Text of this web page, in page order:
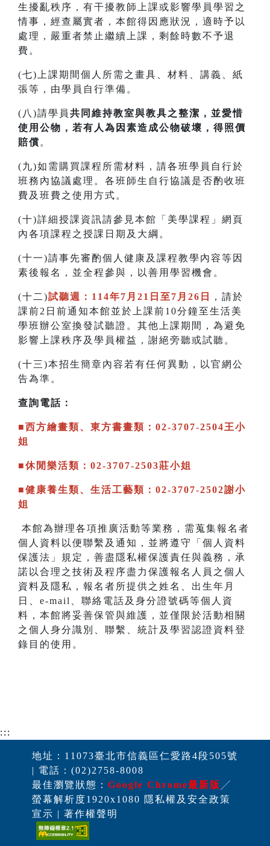
生擾亂秩序，有干擾教師上課或影響學員學習之
情事，經查屬實者，本館得因應狀況，適時予以
處理，嚴重者禁止繼續上課，剩餘時數不予退
費。
(七)上課期間個人所需之畫具、材料、講義、紙
張等，由學員自行準備。
(八)請學員 共同維持教室與教具之整潔，並愛惜
使用公物，若有人為因素造成公物破壞，得照價
賠償 。
(九)如需購買課程所需材料，請各班學員自行於
班務內協議處理。各班師生自行協議是否酌收班
費及班費之使用方式。
(十)詳細授課資訊請參見本館「美學課程」網頁
內各項課程之授課日期及大綱。
(十一)請事先審酌個人健康及課程教學內容等因
素後報名，並全程參與，以善用學習機會。
(十二)試聽週：114年7月21日至7月26日
，請於
課前2日前通知本館並於上課前10分鐘至生活美
學班辦公室換發試聽證。其他上課期間，為避免
影響上課秩序及學員權益，謝絕旁聽或試聽。
(十三)本招生簡章內容若有任何異動，以官網公
告為準。
查詢電話：
■西方繪畫類、東方書畫類：02-3707-2504王小
姐
■休閒樂活類：02-3707-2503莊小姐
■健康養生類、生活工藝類：02-3707-2502謝小
姐
本館為辦理各項推廣活動等業務，需蒐集報名者
個人資料以便聯繫及通知，並將遵守「個人資料
保護法」規定，善盡隱私權保護責任與義務，承
諾以合理之技術及程序盡力保護報名人員之個人
資料及隱私，報名者所提供之姓名、出生年月
日、e-mail、聯絡電話及身分證號碼等個人資
料，本館將妥善保管與維護，並僅限於活動相關
之個人身分識別、聯繫、統計及學習認證資料登
錄目的使用。
:::
地址：11073臺北市信義區仁愛路4段505號
| 電話：(02)2758-8008
最佳瀏覽狀態： Google Chrome最新版 ╱
螢幕解析度1920x1080 隱私權及安全政策
宣示 | 著作權聲明